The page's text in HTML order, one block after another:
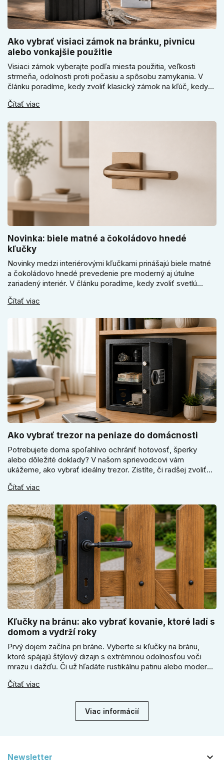
Ako vybrať visiaci zámok na bránku, pivnicu
alebo vonkajšie použitie
Visiaci zámok vyberajte podľa miesta použitia, veľkosti
strmeňa, odolnosti proti počasiu a spôsobu zamykania. V
článku poradíme, kedy zvoliť klasický zámok na kľúč, kedy
sa pri bránke, pivnici alebo záhradnom domčeku neoplatí
Čítať viac
Novinka: biele matné a čokoládovo hnedé
kľučky
Novinky medzi interiérovými kľučkami prinášajú biele matné
a čokoládovo hnedé prevedenie pre moderný aj útulne
zariadený interiér. V článku poradíme, kedy zvoliť svetlú
ako vyberať medzi okrúhlym a štvorcovým štítom. Nové
Čítať viac
Ako vybrať trezor na peniaze do domácnosti
Potrebujete doma spoľahlivo ochrániť hotovosť, šperky
alebo dôležité doklady? V našom sprievodcovi vám
ukážeme, ako vybrať ideálny trezor. Zistíte, či radšej zvoliť
kľúčové jeho správne ukotvenie.
Čítať viac
Kľučky na bránu: ako vybrať kovanie, ktoré ladí s
domom a vydrží roky
Prvý dojem začína pri bráne. Vyberte si kľučky na bránu,
ktoré spájajú štýlový dizajn s extrémnou odolnosťou voči
mrazu i dažďu. Či už hľadáte rustikálnu patinu alebo moderné
vydrží roky. Zabezpečte svoj vstup kvalitou, ktorá prežije
Čítať viac
Viac informácií
Newsletter 